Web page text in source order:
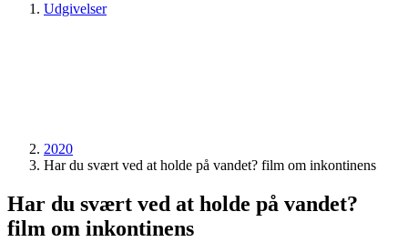
Udgivelser
2020
Har du svært ved at holde på vandet? film om inkontinens
Har du svært ved at holde på vandet?
film om inkontinens